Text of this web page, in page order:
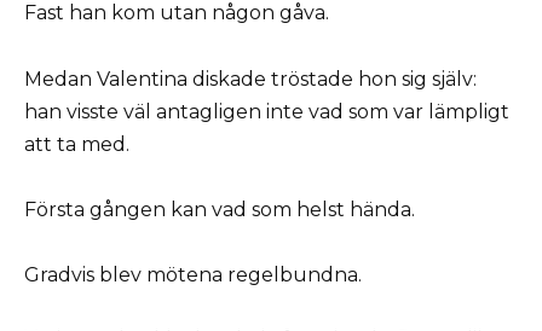
Fast han kom utan någon gåva.
Medan Valentina diskade tröstade hon sig själv:
han visste väl antagligen inte vad som var lämpligt
att ta med.
Första gången kan vad som helst hända.
Gradvis blev mötena regelbundna.